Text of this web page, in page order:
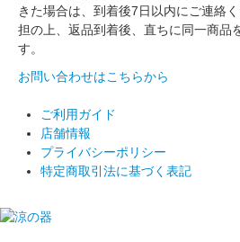
きた場合は、到着後7日以内にご連絡
担の上、返品到着後、直ちに同一商品
す。
お問い合わせはこちらから
ご利用ガイド
店舗情報
プライバシーポリシー
特定商取引法に基づく表記